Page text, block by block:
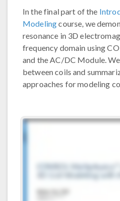
In the final part of the
Modelingcourse, we
resonance in 3D
frequency domain using
and the AC/DC Module.
between coils and
approaches for modeling